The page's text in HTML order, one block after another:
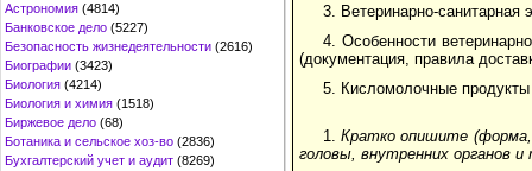
Астрономия (4814)
Банковское дело (5227)
Безопасность жизнедеятельности (2616)
Биографии (3423)
Биология (4214)
Биология и химия (1518)
Биржевое дело (68)
Ботаника и сельское хоз-во (2836)
Бухгалтерский учет и аудит (8269)
3. Ветеринарно-санитарная
4. Особенности
(документация, правила
5. Кисломолочные продукты
1.Кратко опишите (форма,
головы, внутренних органов